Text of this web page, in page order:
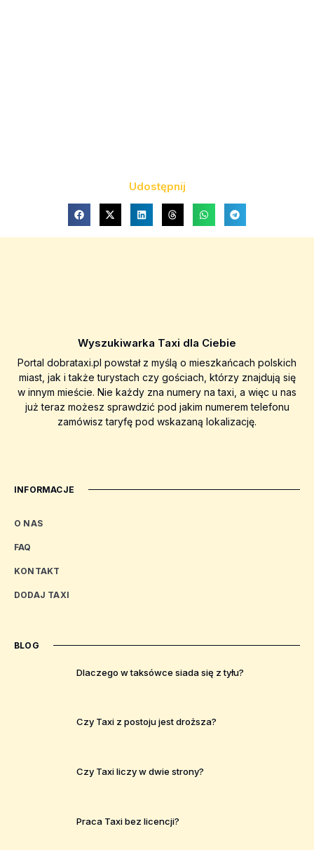
Udostępnij
Wyszukiwarka Taxi dla Ciebie
Portal dobrataxi.pl powstał z myślą o mieszkańcach polskich
miast, jak i także turystach czy gościach, którzy znajdują się
w innym mieście. Nie każdy zna numery na taxi, a więc u nas
już teraz możesz sprawdzić pod jakim numerem telefonu
zamówisz taryfę pod wskazaną lokalizację.
INFORMACJE
O NAS
FAQ
KONTAKT
DODAJ TAXI
BLOG
Dlaczego w taksówce siada się z tyłu?
Czy Taxi z postoju jest droższa?
Czy Taxi liczy w dwie strony?
Praca Taxi bez licencji?